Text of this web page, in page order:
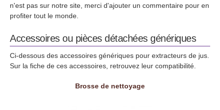
n'est pas sur notre site, merci d'ajouter un commentaire pour en
profiter tout le monde.
Accessoires ou pièces détachées génériques
Ci-dessous des accessoires génériques pour extracteurs de jus.
Sur la fiche de ces accessoires, retrouvez leur compatibilité.
Brosse de nettoyage